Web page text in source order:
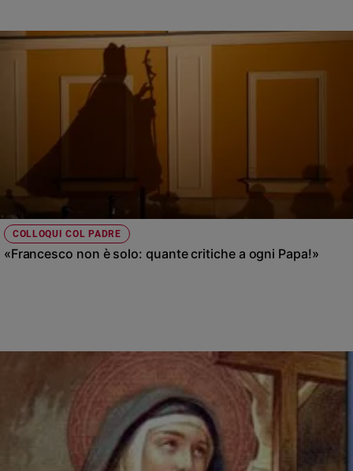
COLLOQUI COL PADRE
«Francesco non è solo: quante critiche a ogni Papa!»